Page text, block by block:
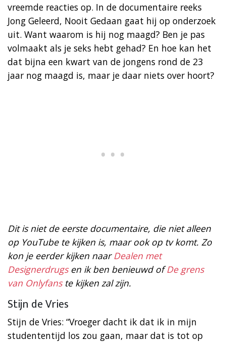
vreemde reacties op. In de documentaire reeks
Jong Geleerd, Nooit Gedaan gaat hij op onderzoek
uit. Want waarom is hij nog maagd? Ben je pas
volmaakt als je seks hebt gehad? En hoe kan het
dat bijna een kwart van de jongens rond de 23
jaar nog maagd is, maar je daar niets over hoort?
Dit is niet de eerste documentaire, die niet alleen
op YouTube te kijken is, maar ook op tv komt. Zo
kon je eerder kijken naarDealen met
Designerdrugsen ik ben benieuwd ofDe grens
van Onlyfanste kijken zal zijn.
Stijn de Vries
Stijn de Vries: “Vroeger dacht ik dat ik in mijn
studententijd los zou gaan, maar dat is tot op